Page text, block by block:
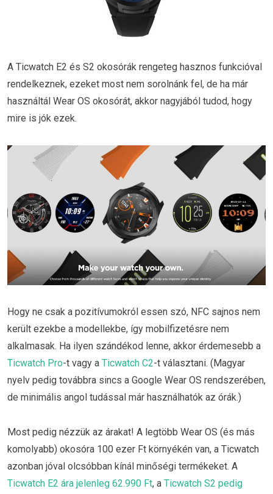
A Ticwatch E2 és S2 okosórák rengeteg hasznos funkcióval
rendelkeznek, ezeket most nem sorolnánk fel, de ha már
használtál Wear OS okosórát, akkor nagyjából tudod, hogy
mire is jók ezek.
Hogy ne csak a pozitívumokról essen szó, NFC sajnos nem
került ezekbe a modellekbe, így mobilfizetésre nem
alkalmasak. Ha ilyen szándékod lenne, akkor érdemesebb a
Ticwatch Pro-t vagy a Ticwatch C2-t választani. (Magyar
nyelv pedig továbbra sincs a Google Wear OS rendszerében,
de minimális angol tudással már használhatók az órák.)
Most pedig nézzük az árakat! A legtöbb Wear OS (és más
komolyabb) okosóra 100 ezer Ft környékén van, a Ticwatch
azonban jóval olcsóbban kínál minőségi termékeket. A
Ticwatch E2 ára jelenleg 62.990 Ft, a Ticwatch S2 pedig